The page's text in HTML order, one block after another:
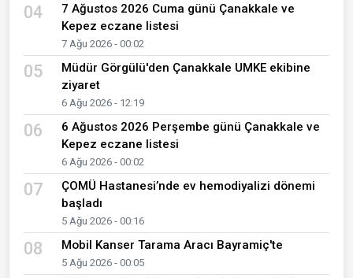
04
7 Ağustos 2026 Cuma günü Çanakkale ve
Kepez eczane listesi
7 Ağu 2026 - 00:02
05
Müdür Görgülü'den Çanakkale UMKE ekibine
ziyaret
6 Ağu 2026 - 12:19
06
6 Ağustos 2026 Perşembe günü Çanakkale ve
Kepez eczane listesi
6 Ağu 2026 - 00:02
07
ÇOMÜ Hastanesi’nde ev hemodiyalizi dönemi
başladı
5 Ağu 2026 - 00:16
08 Mobil Kanser Tarama Aracı Bayramiç'te
5 Ağu 2026 - 00:05